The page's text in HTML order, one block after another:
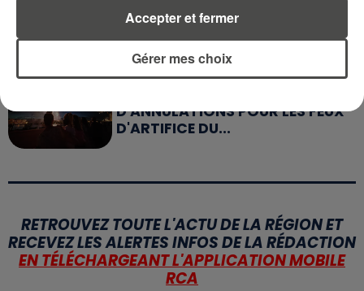
APRÈS LORIENT, C'EST AUX
SABLES-D'OLONNE D'ACCUEILLIR
LE PLUS GRAND...
9 juillet 2026
D'ANNULATIONS POUR LES FEUX
D'ARTIFICE DU...
RETROUVEZ TOUTE L'ACTU DE LA RÉGION ET
RECEVEZ LES ALERTES INFOS DE LA RÉDACTION
EN TÉLÉCHARGEANT L'APPLICATION MOBILE
RCA
Gérer mes choix
Accepter et fermer